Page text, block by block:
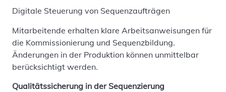
Digitale Steuerung von Sequenzaufträgen
Mitarbeitende erhalten klare Arbeitsanweisungen für
die Kommissionierung und Sequenzbildung.
Änderungen in der Produktion können unmittelbar
berücksichtigt werden.
Qualitätssicherung in der Sequenzierung